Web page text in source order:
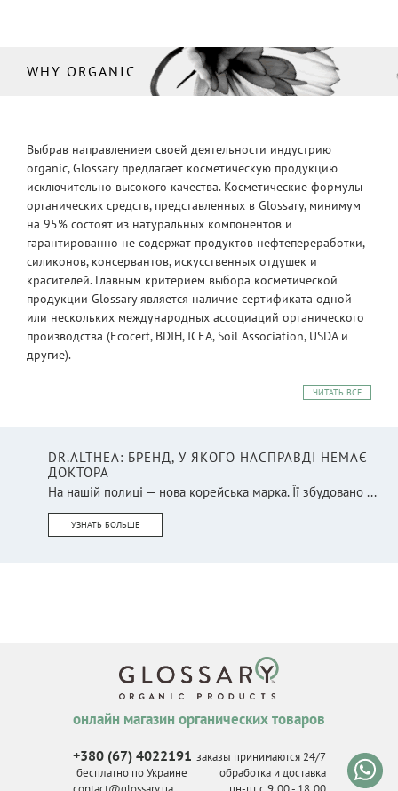
WHY ORGANIC
Выбрав направлением своей деятельности индустрию
organic, Glossary предлагает косметическую продукцию
исключительно высокого качества. Косметические формулы
органических средств, представленных в Glossary, минимум
на 95% состоят из натуральных компонентов и
гарантированно не содержат продуктов нефтепереработки,
силиконов, консервантов, искусственных отдушек и
красителей. Главным критерием выбора косметической
продукции Glossary является наличие сертификата одной
или нескольких международных ассоциаций органического
производства (Ecocert, BDIH, ICEA, Soil Association, USDA и
другие).
ЧИТАТЬ ВСЕ
DR.ALTHEA: БРЕНД, У ЯКОГО НАСПРАВДІ НЕМАЄ
ДОКТОРА
На нашій полиці — нова корейська марка. Її збудовано ...
УЗНАТЬ БОЛЬШЕ
онлайн магазин органических товаров
+380 (67) 4022191
бесплатно по Украине
заказы принимаются 24/7
обработка и доставка